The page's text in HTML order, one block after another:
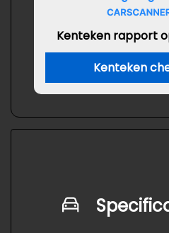
Kenteken rapport
Kenteken